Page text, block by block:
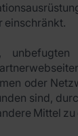
einschränkt.
oder
sind,
Mittel zu